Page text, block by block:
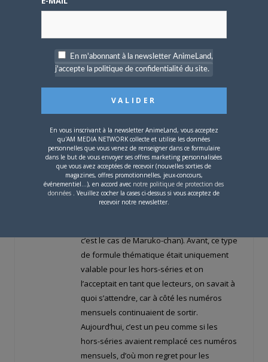
pour réaliser ces chroniques, tant pour les
anime que pour les mangas.
J’ai cité le cas de ”Chibi Maruko-chan” car
titre aurait eu droit à un article, au pire à un
encart dans la partie news. Mais là, avec
cette formule à thème, difficile pour ce
genre de titres de trouver une place dans
les pages du mag’, à moins
qu’effectivement vous ne fassiez un article
c’est le cas de Maruko-chan). Avant, ce type
de formule thématique était uniquement
valable pour les hors-séries et on
l’acceptait en tant que lecteurs, on savait à
quoi s’attendre, car à côté les numéros
mensuels continuaient de sortir.
Aujourd’hui, c’est un peu comme si les
hors-séries avaient remplacé ces numéros
mensuels, d’où mon regret pour les
En m'abonnant à la newsletter AnimeLand,
j'accepte la politique de confidentialité du site.
En vous inscrivant à la newsletter AnimeLand, vous acceptez
qu'AM MEDIA NETWORK collecte et utilise les données
personnelles que vous venez de renseigner dans ce formulaire
dans le but de vous envoyer ses offres marketing personnalisées
que vous avez acceptées de recevoir (nouvelles sorties de
magazines, offres promotionnelles, jeux-concours,
événementiel...), en accord avec notre politique de protection des
données . Veuillez cocher la cases ci-dessus si vous acceptez de
recevoir notre newsletter.